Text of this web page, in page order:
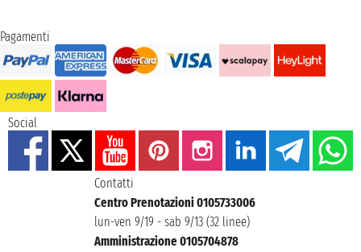
Pagamenti
Social
Contatti
Centro Prenotazioni 0105733006
lun-ven 9/19 - sab 9/13 (32 linee)
Amministrazione 0105704878